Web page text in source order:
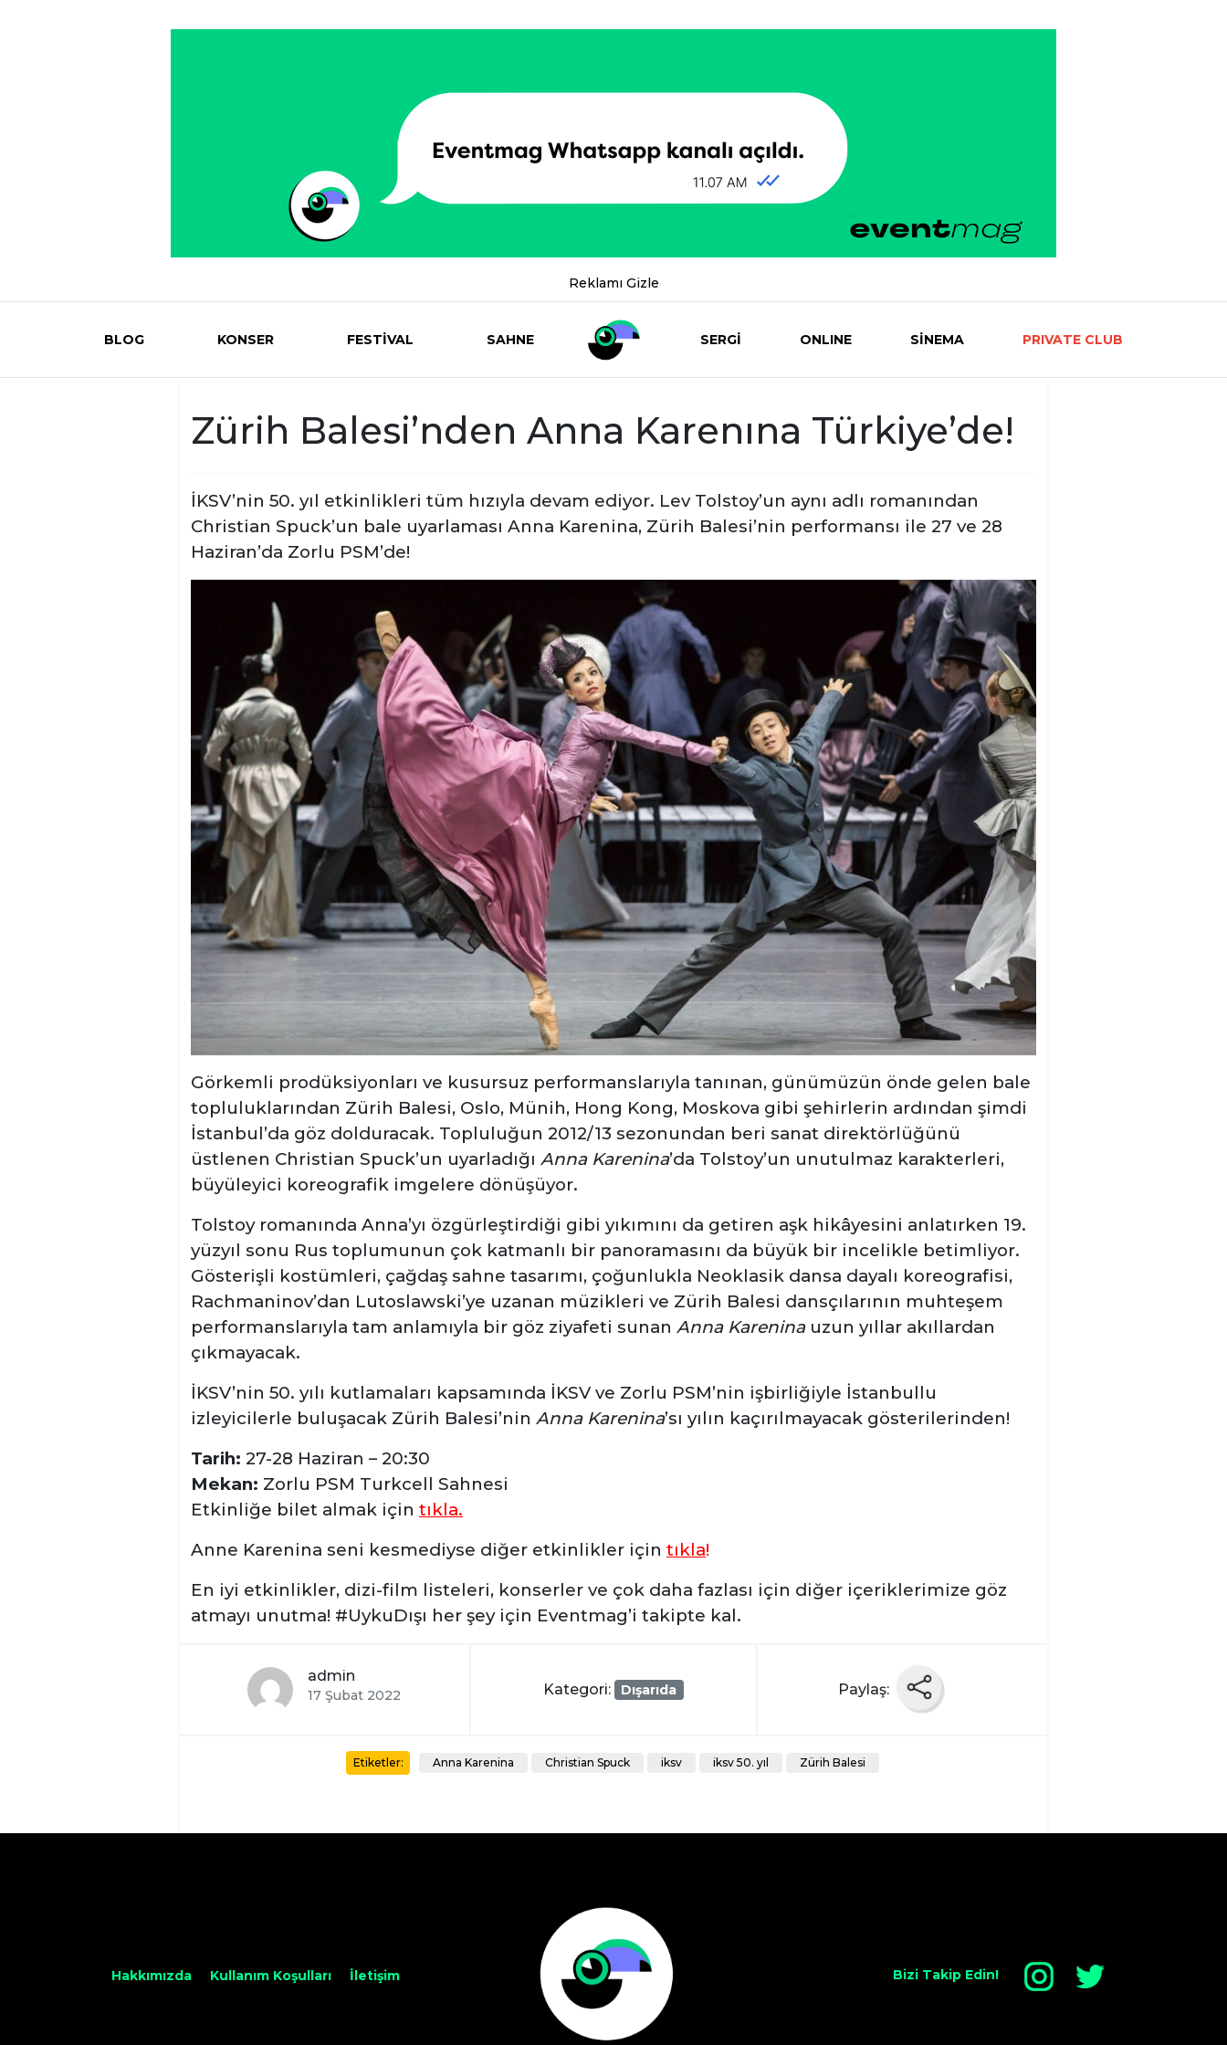
Reklamı Gizle
Eventmag
BLOG KONSER FESTİVAL SAHNE SERGİ ONLINE SİNEMA PRIVATE CLUB
Zürih Balesi’nden Anna Karenına Türkiye’de!
İKSV’nin 50. yıl etkinlikleri tüm hızıyla devam ediyor. Lev Tolstoy’un aynı adlı romanından
Christian Spuck’un bale uyarlaması Anna Karenina, Zürih Balesi’nin performansı ile 27 ve 28
Haziran’da Zorlu PSM’de!
Görkemli prodüksiyonları ve kusursuz performanslarıyla tanınan, günümüzün önde gelen bale
topluluklarından Zürih Balesi, Oslo, Münih, Hong Kong, Moskova gibi şehirlerin ardından şimdi
İstanbul’da göz dolduracak. Topluluğun 2012/13 sezonundan beri sanat direktörlüğünü
üstlenen Christian Spuck’un uyarladığı Anna Karenina’da Tolstoy’un unutulmaz karakterleri,
büyüleyici koreografik imgelere dönüşüyor.
Tolstoy romanında Anna’yı özgürleştirdiği gibi yıkımını da getiren aşk hikâyesini anlatırken 19.
yüzyıl sonu Rus toplumunun çok katmanlı bir panoramasını da büyük bir incelikle betimliyor.
Gösterişli kostümleri, çağdaş sahne tasarımı, çoğunlukla Neoklasik dansa dayalı koreografisi,
Rachmaninov’dan Lutoslawski’ye uzanan müzikleri ve Zürih Balesi dansçılarının muhteşem
performanslarıyla tam anlamıyla bir göz ziyafeti sunan Anna Kareninauzun yıllar akıllardan
çıkmayacak.
İKSV’nin 50. yılı kutlamaları kapsamında İKSV ve Zorlu PSM’nin işbirliğiyle İstanbullu
izleyicilerle buluşacak Zürih Balesi’nin Anna Karenina’sı yılın kaçırılmayacak gösterilerinden!
Tarih: 27-28 Haziran – 20:30
Mekan: Zorlu PSM Turkcell Sahnesi
Etkinliğe bilet almak için tıkla.
Anne Karenina seni kesmediyse diğer etkinlikler için tıkla!
En iyi etkinlikler, dizi-film listeleri, konserler ve çok daha fazlası için diğer içeriklerimize göz
atmayı unutma! #UykuDışı her şey için Eventmag’i takipte kal.
admin
17 Şubat 2022 Kategori: Dışarıda Paylaş:
Etiketler: Anna Karenina Christian Spuck iksv iksv 50. yıl Zürih Balesi
Hakkımızda Kullanım Koşulları İletişim Bizi Takip Edin!